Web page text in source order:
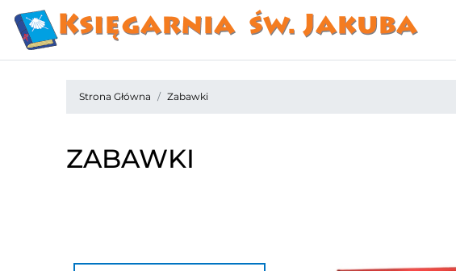
Strona Główna Zabawki
ZABAWKI